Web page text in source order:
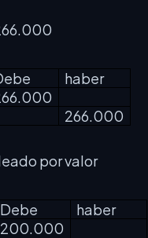
haber
266.000
por valor
Debe
haber
200.000